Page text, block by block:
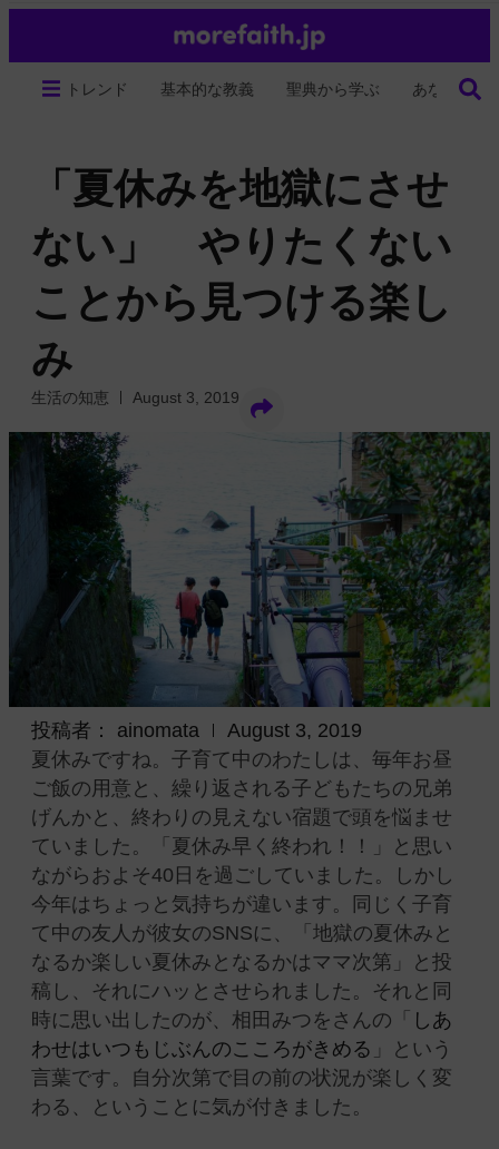
トレンド 基本的な教義 聖典から学ぶ あなたの生
「夏休みを地獄にさせ
ない」 やりたくない
ことから見つける楽し
み
生活の知恵 August 3, 2019
投稿者： ainomata
August 3, 2019
夏休みですね。子育て中のわたしは、毎年お昼
ご飯の用意と、繰り返される子どもたちの兄弟
げんかと、終わりの見えない宿題で頭を悩ませ
ていました。「夏休み早く終われ！！」と思い
ながらおよそ40日を過ごしていました。しかし
今年はちょっと気持ちが違います。同じく子育
て中の友人が彼女のSNSに、「地獄の夏休みと
なるか楽しい夏休みとなるかはママ次第」と投
稿し、それにハッとさせられました。それと同
時に思い出したのが、相田みつをさんの「
しあ
わせはいつもじぶんのこころがきめる 」という
言葉です。自分次第で目の前の状況が楽しく変
わる、ということに気が付きました。